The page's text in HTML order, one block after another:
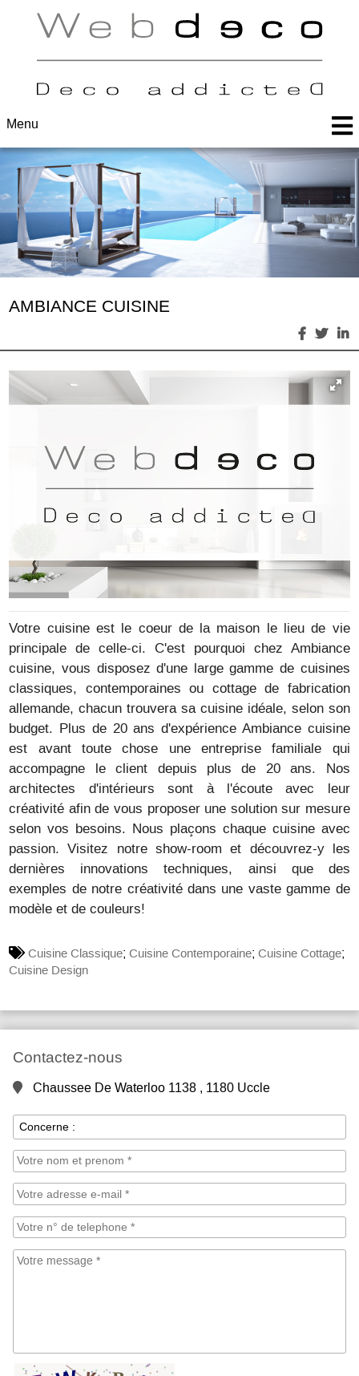
Menu
AMBIANCE CUISINE
Votre cuisine est le coeur de la maison le lieu de vie
principale de celle-ci. C'est pourquoi chez Ambiance
cuisine, vous disposez d'une large gamme de cuisines
classiques, contemporaines ou cottage de fabrication
allemande, chacun trouvera sa cuisine idéale, selon son
budget. Plus de 20 ans d'expérience Ambiance cuisine
est avant toute chose une entreprise familiale qui
accompagne le client depuis plus de 20 ans. Nos
architectes d'intérieurs sont à l'écoute avec leur
créativité afin de vous proposer une solution sur mesure
selon vos besoins. Nous plaçons chaque cuisine avec
passion. Visitez notre show-room et découvrez-y les
dernières innovations techniques, ainsi que des
exemples de notre créativité dans une vaste gamme de
modèle et de couleurs!
Cuisine Classique;Cuisine Contemporaine;Cuisine Cottage;
Cuisine Design
Contactez-nous
Chaussee De Waterloo 1138 , 1180 Uccle